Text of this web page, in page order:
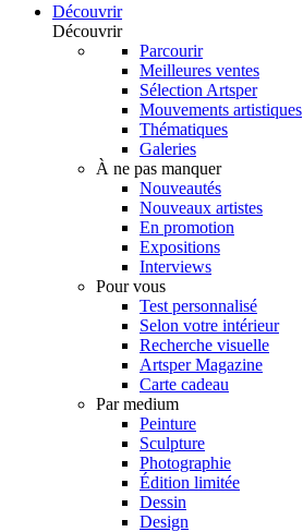
Découvrir
Découvrir
Parcourir
Meilleures ventes
Sélection Artsper
Mouvements artistiques
Thématiques
Galeries
À ne pas manquer
Nouveautés
Nouveaux artistes
En promotion
Expositions
Interviews
Pour vous
Test personnalisé
Selon votre intérieur
Recherche visuelle
Artsper Magazine
Carte cadeau
Par medium
Peinture
Sculpture
Photographie
Édition limitée
Dessin
Design